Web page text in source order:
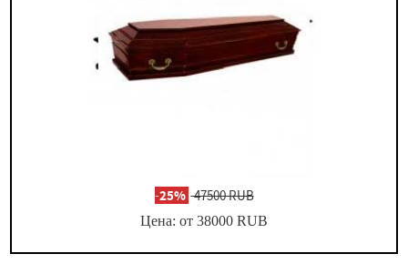
-25% 47500 RUB
Цена: от 38000 RUB